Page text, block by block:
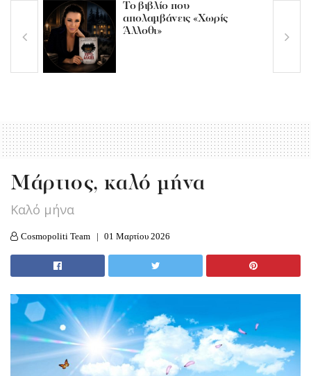
Το βιβλίο που
απολαμβάνεις «Χωρίς
Άλλοθι»
Μάρτιος, καλό μήνα
Καλό μήνα
Cosmopoliti Team 01 Μαρτίου 2026